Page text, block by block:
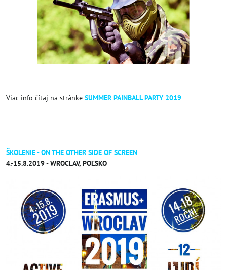
Viac info čítaj na stránke SUMMER PAINBALL PARTY 2019
ŠKOLENIE - ON THE OTHER SIDE OF SCREEN
4.-15.8.2019 - WROCLAV, POĽSKO